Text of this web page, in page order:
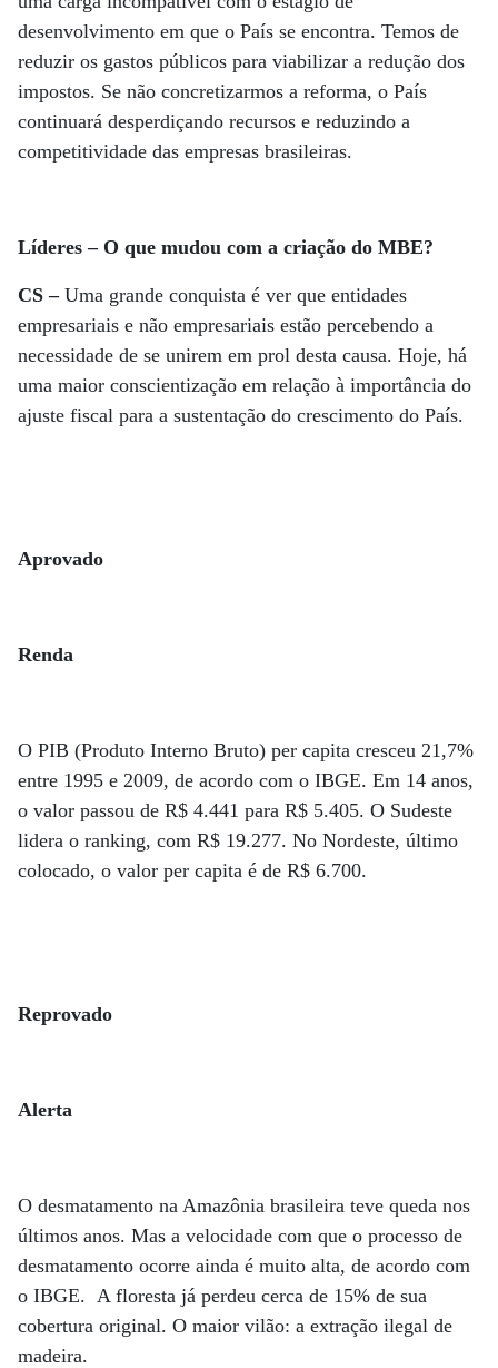
desenvolvimento em que o País se encontra. Temos de
reduzir os gastos públicos para viabilizar a redução dos
impostos. Se não concretizarmos a reforma, o País
continuará desperdiçando recursos e reduzindo a
competitividade das empresas brasileiras.
Líderes – O que mudou com a criação do MBE?
CS –Uma grande conquista é ver que entidades
empresariais e não empresariais estão percebendo a
necessidade de se unirem em prol desta causa. Hoje, há
uma maior conscientização em relação à importância do
ajuste fiscal para a sustentação do crescimento do País.
Aprovado
Renda
O PIB (Produto Interno Bruto) per capita cresceu 21,7%
entre 1995 e 2009, de acordo com o IBGE. Em 14 anos,
o valor passou de R$ 4.441 para R$ 5.405. O Sudeste
lidera o ranking, com R$ 19.277. No Nordeste, último
colocado, o valor per capita é de R$ 6.700.
Reprovado
Alerta
O desmatamento na Amazônia brasileira teve queda nos
últimos anos. Mas a velocidade com que o processo de
desmatamento ocorre ainda é muito alta, de acordo com
o IBGE. A floresta já perdeu cerca de 15% de sua
cobertura original. O maior vilão: a extração ilegal de
madeira.